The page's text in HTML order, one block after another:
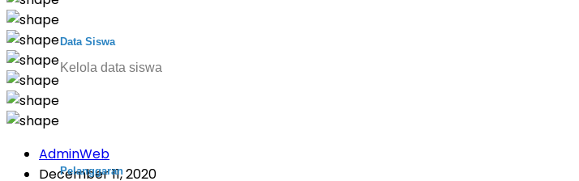
Data Siswa
Kelola data siswa
Pelanggaran
AdminWeb
December 11, 2020